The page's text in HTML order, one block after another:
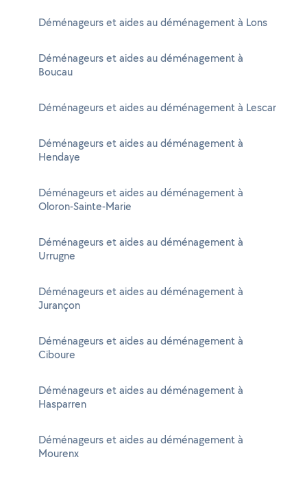
Déménageurs et aides au déménagement à Lons
Déménageurs et aides au déménagement à
Boucau
Déménageurs et aides au déménagement à Lescar
Déménageurs et aides au déménagement à
Hendaye
Déménageurs et aides au déménagement à
Oloron-Sainte-Marie
Déménageurs et aides au déménagement à
Urrugne
Déménageurs et aides au déménagement à
Jurançon
Déménageurs et aides au déménagement à
Ciboure
Déménageurs et aides au déménagement à
Hasparren
Déménageurs et aides au déménagement à
Mourenx